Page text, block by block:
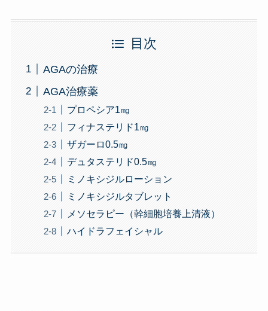
目次
AGAの治療
AGA治療薬
プロペシア1㎎
フィナステリド1㎎
ザガーロ0.5㎎
デュタステリド0.5㎎
ミノキシジルローション
ミノキシジルタブレット
メソセラピー（幹細胞培養上清液）
ハイドラフェイシャル